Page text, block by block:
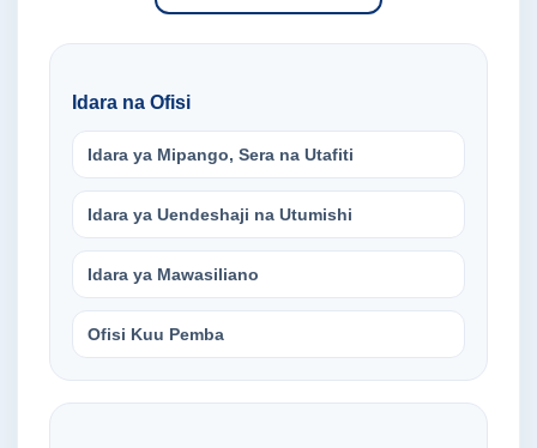
Idara na Ofisi
Idara ya Mipango, Sera na Utafiti
Idara ya Uendeshaji na Utumishi
Idara ya Mawasiliano
Ofisi Kuu Pemba